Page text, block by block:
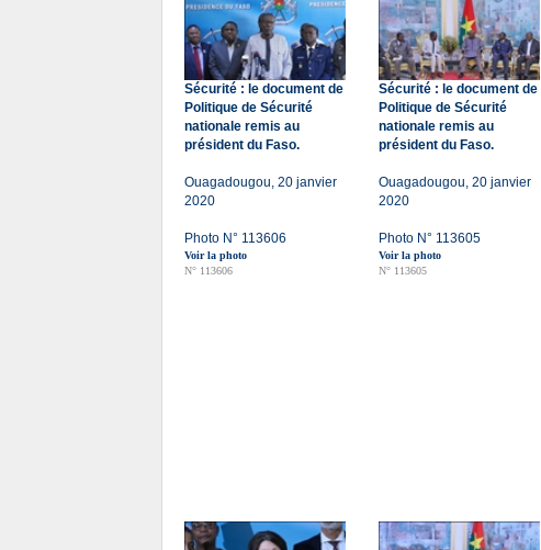
Sécurité : le document de
Politique de Sécurité
nationale remis au
président du Faso.
Ouagadougou, 20 janvier
2020
Photo N° 113606
Voir la photo
N° 113606
Sécurité : le document de
Politique de Sécurité
nationale remis au
président du Faso.
Ouagadougou, 20 janvier
2020
Photo N° 113605
Voir la photo
N° 113605